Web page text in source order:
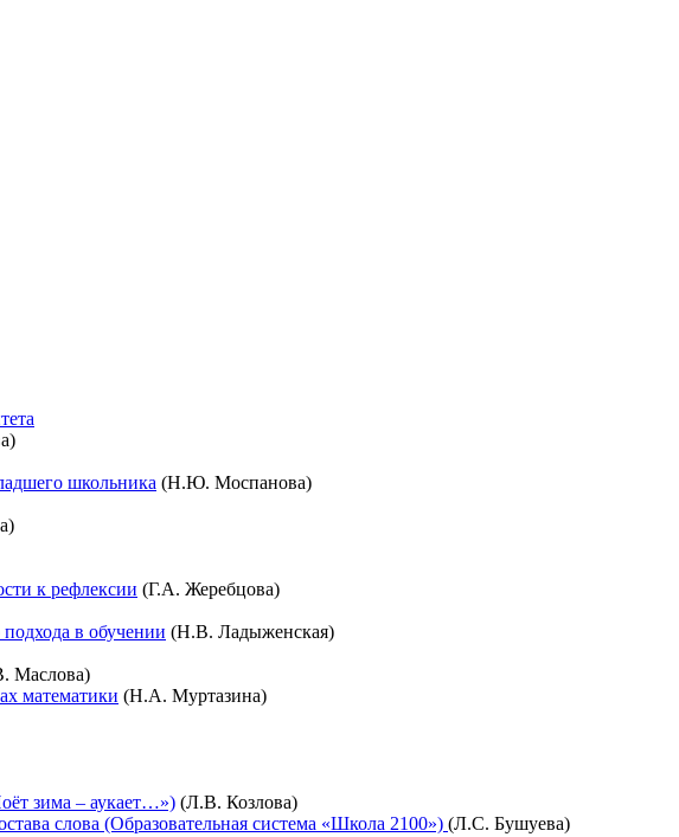
школьника (Н.Ю. Моспанова)
к рефлексии (Г.А. Жеребцова)
в обучении (Н.В. Ладыженская)
Маслова)
математики (Н.А. Муртазина)
зима – аукает…») (Л.В. Козлова)
слова (Образовательная система «Школа 2100») (Л.С. Бушуева)